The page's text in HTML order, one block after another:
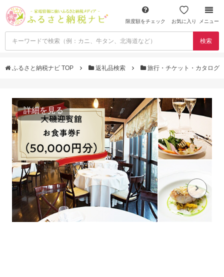
限度額をチェック お気に入り メニュー
検索
ふるさと納税ナビ TOP 返礼品検索 旅行・チケット・カタログ
詳細を見る